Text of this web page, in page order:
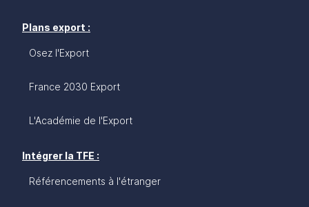
Plans export :
Osez l'Export
France 2030 Export
L'Académie de l'Export
Intégrer la TFE :
Référencements à l'étranger